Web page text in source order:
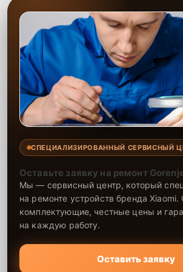
СПЕЦИАЛИЗИРОВАННЫЙ СЕРВИСНЫЙ
Оставьте заявку на ремонт
Мы — сервисный центр, который
на ремонте устройств бренда
комплектующие, честные цены и
на каждую работу.
Оставить заявку